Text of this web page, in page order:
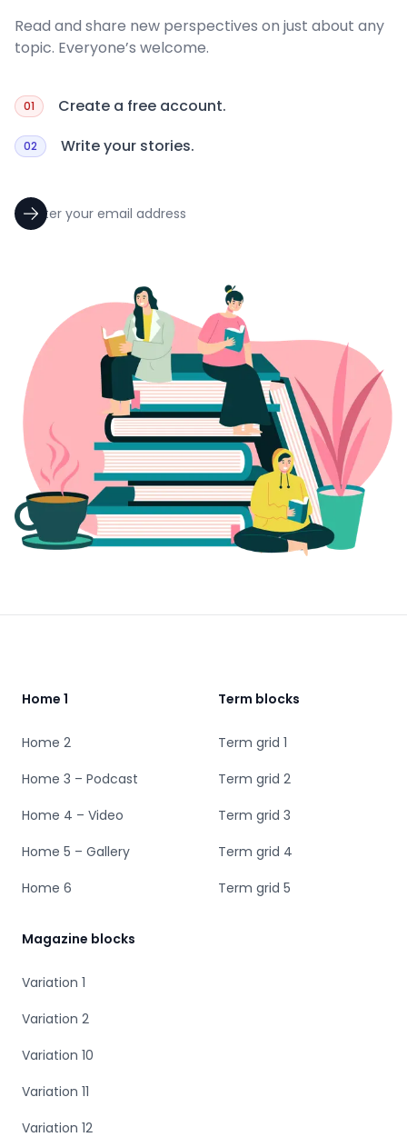
Read and share new perspectives on just about any
topic. Everyone’s welcome.
01 Create a free account.
02 Write your stories.
Home 1
Home 2
Home 3 – Podcast
Home 4 – Video
Home 5 – Gallery
Home 6
Term blocks
Term grid 1
Term grid 2
Term grid 3
Term grid 4
Term grid 5
Magazine blocks
Variation 1
Variation 2
Variation 10
Variation 11
Variation 12